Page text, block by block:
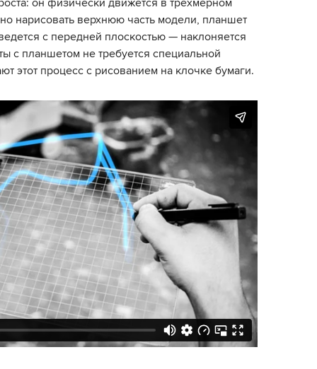
он физически движется в трехмерном
нарисовать верхнюю часть модели, планшет
с передней плоскостью — наклоняется
с планшетом не требуется специальной
этот процесс с рисованием на клочке бумаги.